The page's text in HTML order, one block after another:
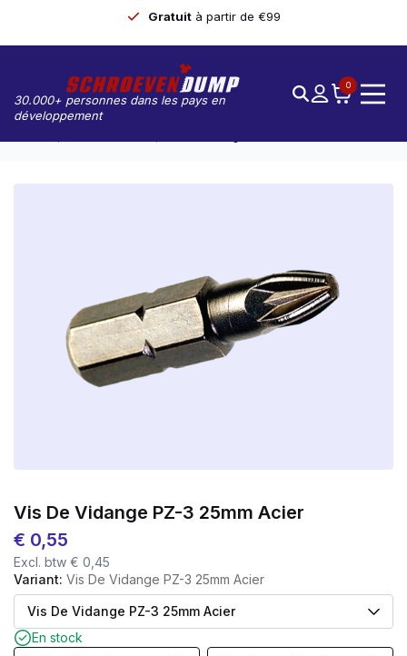
Gratuit à partir de €99
30.000+ personnes dans les pays en
développement
0
Vis De Vidange PZ-3 25mm Acier
€ 0,55
Excl. btw € 0,45
Variant: Vis De Vidange PZ-3 25mm Acier
En stock